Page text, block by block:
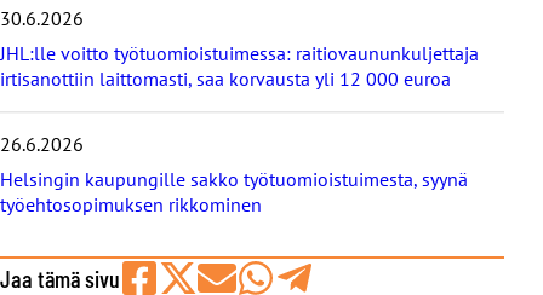
30.6.2026
JHL:lle voitto työtuomioistuimessa: raitiovaununkuljettaja
irtisanottiin laittomasti, saa korvausta yli 12 000 euroa
26.6.2026
Helsingin kaupungille sakko työtuomioistuimesta, syynä
työehtosopimuksen rikkominen
Jaa tämä sivu